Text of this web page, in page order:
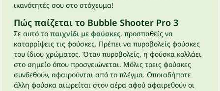
ικανότητές σου στο στόχευμα!
Πώς παίζεται το Bubble Shooter Pro 3
Σε αυτό το παιχνίδι με φούσκες, προσπαθείς να
καταρρίψεις τις φούσκες. Πρέπει να πυροβολείς φούσκες
του ίδιου χρώματος. Όταν πυροβολείς, η φούσκα κολλάει
στο σημείο όπου προσγειώνεται. Μόλις τρεις φούσκες
συνδεθούν, αφαιρούνται από το πλέγμα. Οποιαδήποτε
άλλη φούσκα αιωρείται στον αέρα αφού αφαιρεθούν οι